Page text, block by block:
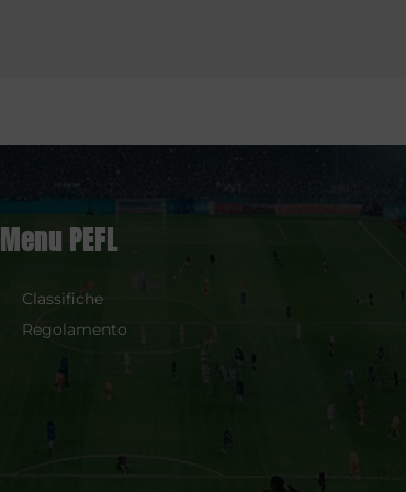
Menu PEFL
Classifiche
Regolamento